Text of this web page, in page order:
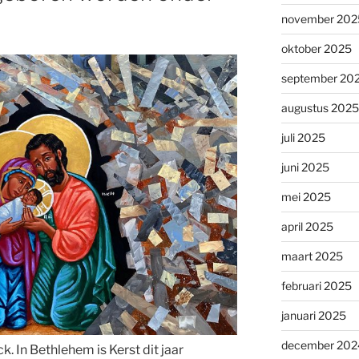
In Bethlehem is Kerst dit jaar
november
oktober 2025
september
augustus 2025
juli 2025
juni 2025
mei 2025
april 2025
maart 2025
februari 2025
januari 2025
december